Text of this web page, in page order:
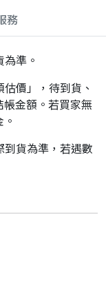
政策
務
準。
價」，待到貨、
帳金額。若買家無
貨為準，若遇數